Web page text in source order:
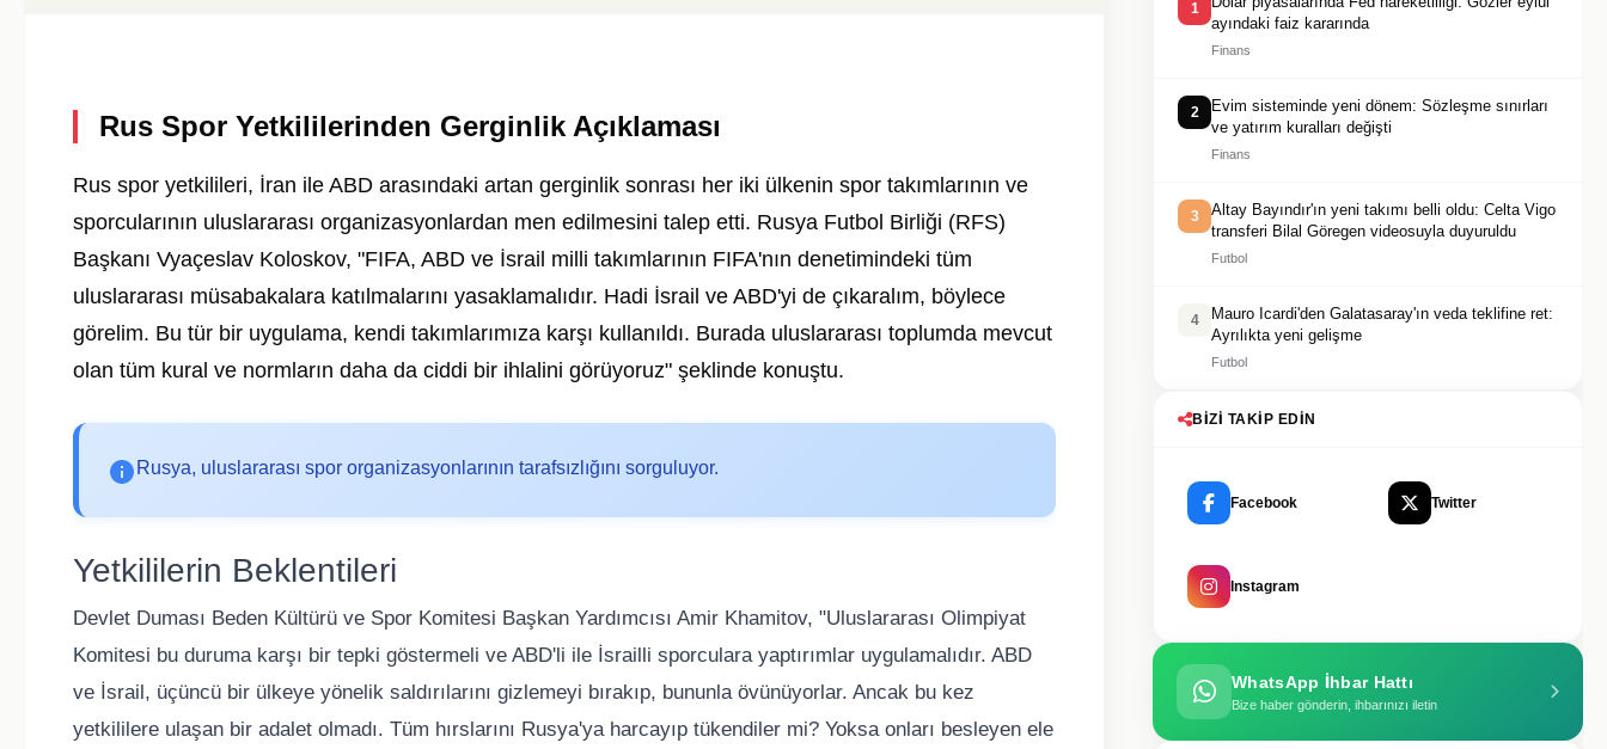
Rus Spor Yetkililerinden Gerginlik Açıklaması
Rus spor yetkilileri, İran ile ABD arasındaki artan gerginlik sonrası her iki ülkenin spor takımlarının ve
sporcularının uluslararası organizasyonlardan men edilmesini talep etti. Rusya Futbol Birliği (RFS)
Başkanı Vyaçeslav Koloskov, "FIFA, ABD ve İsrail milli takımlarının FIFA'nın denetimindeki tüm
uluslararası müsabakalara katılmalarını yasaklamalıdır. Hadi İsrail ve ABD'yi de çıkaralım, böylece
görelim. Bu tür bir uygulama, kendi takımlarımıza karşı kullanıldı. Burada uluslararası toplumda mevcut
olan tüm kural ve normların daha da ciddi bir ihlalini görüyoruz" şeklinde konuştu.
Rusya, uluslararası spor organizasyonlarının tarafsızlığını sorguluyor.
Yetkililerin Beklentileri
Devlet Duması Beden Kültürü ve Spor Komitesi Başkan Yardımcısı Amir Khamitov, "Uluslararası Olimpiyat
Komitesi bu duruma karşı bir tepki göstermeli ve ABD'li ile İsrailli sporculara yaptırımlar uygulamalıdır. ABD
ve İsrail, üçüncü bir ülkeye yönelik saldırılarını gizlemeyi bırakıp, bununla övünüyorlar. Ancak bu kez
yetkililere ulaşan bir adalet olmadı. Tüm hırslarını Rusya'ya harcayıp tükendiler mi? Yoksa onları besleyen ele
1
ayındaki faiz kararında
Finans
2
Evim sisteminde yeni dönem: Sözleşme sınırları
ve yatırım kuralları değişti
Finans
3
Altay Bayındır'ın yeni takımı belli oldu: Celta Vigo
transferi Bilal Göregen videosuyla duyuruldu
Futbol
4
Mauro Icardi'den Galatasaray'ın veda teklifine ret:
Ayrılıkta yeni gelişme
Futbol
BIZI TAKIP EDIN
Facebook Twitter
Instagram
WhatsApp İhbar Hattı
Bize haber gönderin, ihbarınızı iletin